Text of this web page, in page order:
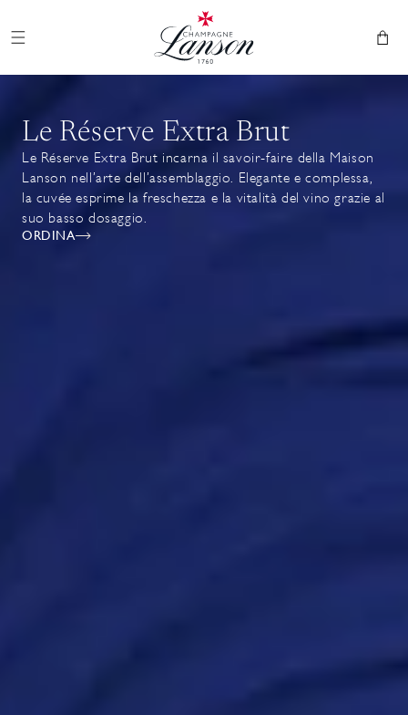
contenuto
Cestino
Le Réserve Extra Brut
Le Réserve Extra Brut incarna il savoir-faire della Maison
Lanson nell’arte dell’assemblaggio. Elegante e complessa,
la cuvée esprime la freschezza e la vitalità del vino grazie al
suo basso dosaggio.
ORDINA